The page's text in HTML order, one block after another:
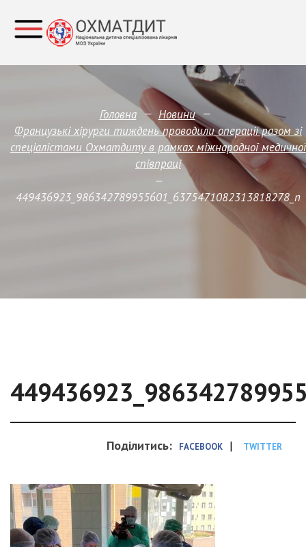
Головна — Новини —
Французькі хірурги тиждень проводили операції разом зі
спеціалістами Охматдиту в рамках міжнародної медичної
співпраці
—
449436923_986342789955601_6375471082313818278_n
Поділитись: FACEBOOK | TWITTER